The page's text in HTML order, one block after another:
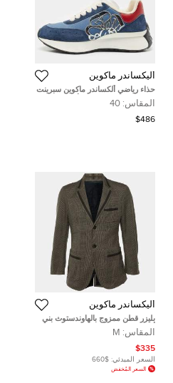
أليكساندر ماكوين
حذاء رياضي ألكساندر ماكوين سبرينت
رانر قماش/جلد وزخرف أزرق داكن/
أحمر مقاس 40
المقاس: 40
$486
أليكساندر ماكوين
بليزر قطن ممزوج بالهاوندستوث بني
ألكسندر ماكوين مقاس وسط (ميديوم)
المقاس: M
$335
السعر المبدئي: $660
السعر المُخفض